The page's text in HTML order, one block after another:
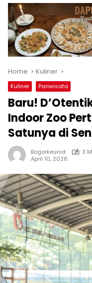
Home Kuliner
Kuliner Pariwisata
Baru!
Indoor Zoo
Satunya di
Bogorkeunid
3
April 10, 2026